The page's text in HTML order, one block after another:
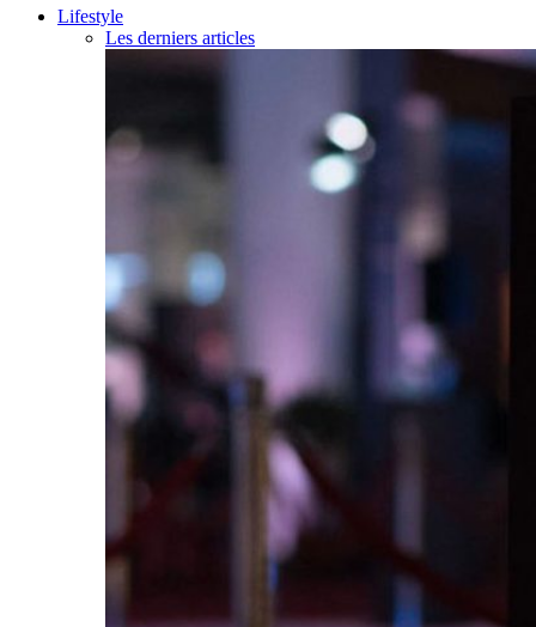
Lifestyle
Les derniers articles